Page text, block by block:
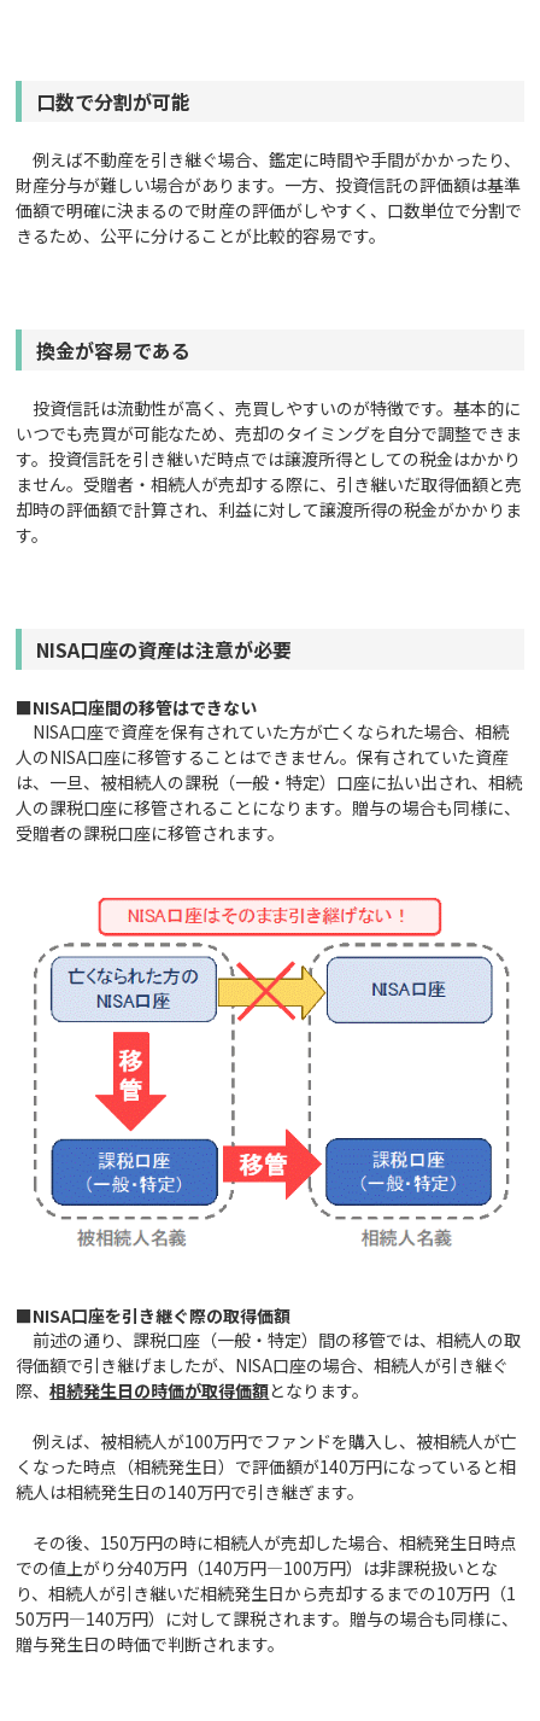
口数で分割が可能
例えば不動産を引き継ぐ場合、鑑定に時間や手間がかかったり、
財産分与が難しい場合があります。一方、投資信託の評価額は基準
価額で明確に決まるので財産の評価がしやすく、口数単位で分割で
きるため、公平に分けることが比較的容易です。
換金が容易である
投資信託は流動性が高く、売買しやすいのが特徴です。基本的に
いつでも売買が可能なため、売却のタイミングを自分で調整できま
す。投資信託を引き継いだ時点では譲渡所得としての税金はかかり
ません。受贈者・相続人が売却する際に、引き継いだ取得価額と売
却時の評価額で計算され、利益に対して譲渡所得の税金がかかりま
す。
NISA口座の資産は注意が必要
■NISA口座間の移管はできない
NISA口座で資産を保有されていた方が亡くなられた場合、相続
人のNISA口座に移管することはできません。保有されていた資産
は、一旦、被相続人の課税（一般・特定）口座に払い出され、相続
人の課税口座に移管されることになります。贈与の場合も同様に、
受贈者の課税口座に移管されます。
■NISA口座を引き継ぐ際の取得価額
前述の通り、課税口座（一般・特定）間の移管では、相続人の取
得価額で引き継げましたが、NISA口座の場合、相続人が引き継ぐ
際、相続発生日の時価が取得価額となります。
例えば、被相続人が100万円でファンドを購入し、被相続人が亡
くなった時点（相続発生日）で評価額が140万円になっていると相
続人は相続発生日の140万円で引き継ぎます。
その後、150万円の時に相続人が売却した場合、相続発生日時点
での値上がり分40万円（140万円―100万円）は非課税扱いとな
り、相続人が引き継いだ相続発生日から売却するまでの10万円（1
50万円―140万円）に対して課税されます。贈与の場合も同様に、
贈与発生日の時価で判断されます。